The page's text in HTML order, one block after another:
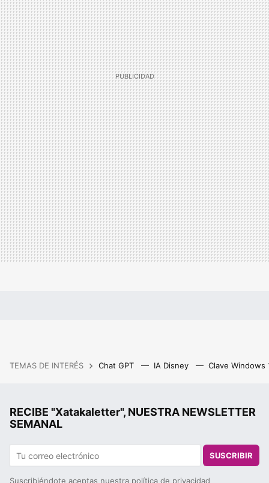
TEMAS DE INTERÉS Chat GPT IA Disney Clave Windows
RECIBE "Xatakaletter", NUESTRA NEWSLETTER
SEMANAL
SUSCRIBIR
Suscribiéndote aceptas nuestra política de privacidad